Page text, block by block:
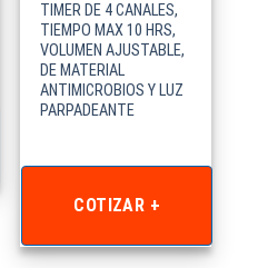
TIMER DE 4 CANALES,
TIEMPO MAX 10 HRS,
VOLUMEN AJUSTABLE,
DE MATERIAL
ANTIMICROBIOS Y LUZ
PARPADEANTE
COTIZAR +